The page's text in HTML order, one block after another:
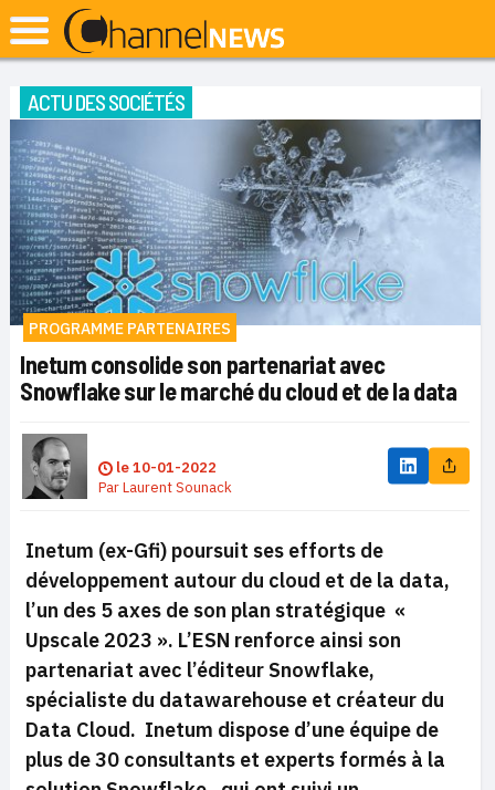
ACTU DES SOCIÉTÉS
PROGRAMME PARTENAIRES
Inetum consolide son partenariat avec
Snowflake sur le marché du cloud et de la data
le10-01-2022
ParLaurent Sounack
Inetum (ex-Gfi) poursuit ses efforts de
développement autour du cloud et de la data,
l’un des 5 axes de son plan stratégique «
Upscale 2023 ». L’ESN renforce ainsi son
partenariat avec l’éditeur Snowflake,
spécialiste du datawarehouse et créateur du
Data Cloud. Inetum dispose d’une équipe de
plus de 30 consultants et experts formés à la